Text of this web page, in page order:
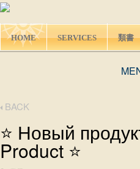
HOME SERVICES 類書
BACK
⭐ Новый
Product ⭐